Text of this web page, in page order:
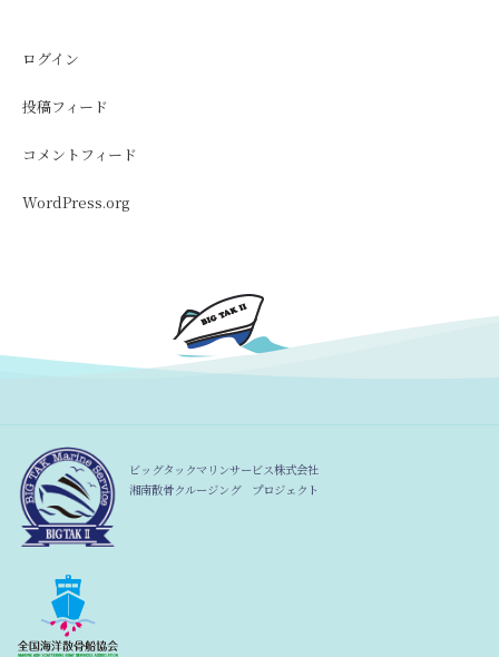
ログイン
投稿フィード
コメントフィード
WordPress.org
ビッグタックマリンサービス株式会社
湘南散骨クルージング プロジェクト